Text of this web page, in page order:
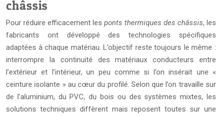
châssis
Pour réduire efficacement les ponts thermiques des châssis, les
fabricants ont développé des technologies spécifiques
adaptées à chaque matériau. L’objectif reste toujours le même :
interrompre la continuité des matériaux conducteurs entre
l’extérieur et l’intérieur, un peu comme si l’on insérait une «
ceinture isolante » au cœur du profilé. Selon que l’on travaille sur
de l’aluminium, du PVC, du bois ou des systèmes mixtes, les
solutions techniques diffèrent mais reposent toutes sur une